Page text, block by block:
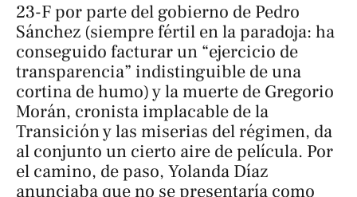
23-F por parte del gobierno de Pedro
Sánchez (siempre fértil en la paradoja: ha
conseguido facturar un “ejercicio de
transparencia” indistinguible de una
cortina de humo) y la muerte de Gregorio
Morán, cronista implacable de la
Transición y las miserias del régimen, da
al conjunto un cierto aire de película. Por
el camino, de paso, Yolanda Díaz
anunciaba que no se presentaría como